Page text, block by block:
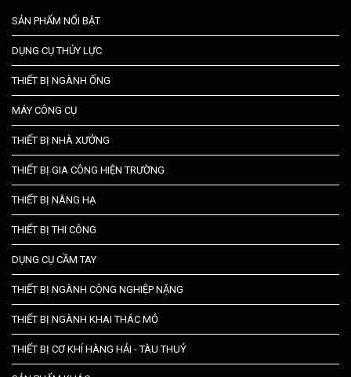
SẢN PHẨM NỔI BẬT
DỤNG CỤ THỦY LỰC
THIẾT BỊ NGÀNH ỐNG
MÁY CÔNG CỤ
THIẾT BỊ NHÀ XƯỞNG
THIẾT BỊ GIA CÔNG HIỆN TRƯỜNG
THIẾT BỊ NÂNG HẠ
THIẾT BỊ THI CÔNG
DỤNG CỤ CẦM TAY
THIẾT BỊ NGÀNH CÔNG NGHIỆP NẶNG
THIẾT BỊ NGÀNH KHAI THÁC MỎ
THIẾT BỊ CƠ KHÍ HÀNG HẢI - TÀU THUỶ